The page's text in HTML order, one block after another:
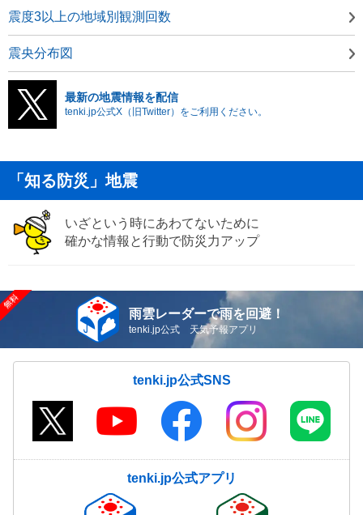
震度3以上の地域別観測回数
震央分布図
最新の地震情報を配信
tenki.jp公式X（旧Twitter）をご利用ください。
「知る防災」地震
いざという時にあわてないために
確かな情報と行動で防災力アップ
雨雲レーダーで雨を回避！
tenki.jp公式 天気予報アプリ
tenki.jp公式SNS
tenki.jp公式アプリ